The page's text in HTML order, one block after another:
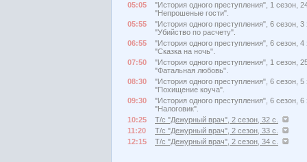
05:05
"История одного преступления", 1 сезон,
"Непрошеные гости".
05:55
"История одного преступления", 6 сезон, 3
"Убийство по расчету".
06:55
"История одного преступления", 6 сезон, 4
"Сказка на ночь".
07:50
"История одного преступления", 1 сезон,
"Фатальная любовь".
08:30
"История одного преступления", 6 сезон, 5
"Похищение коуча".
09:30
"История одного преступления", 6 сезон, 6
"Налоговик".
10:25
Т/с "Дежурный врач", 2 сезон, 32 с.
11:20
Т/с "Дежурный врач", 2 сезон, 33 с.
12:15
Т/с "Дежурный врач", 2 сезон, 34 с.